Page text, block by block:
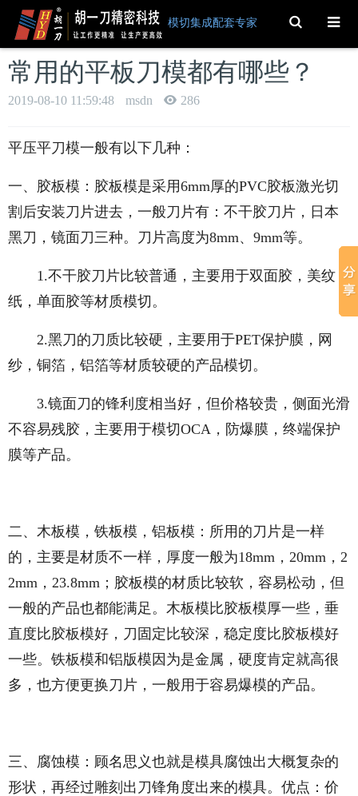
模切集成配套专家 Toggle
Search
常用的平板刀模都有哪些？
2019-08-10 11:59:48 msdn 286
平压平刀模一般有以下几种：
一、胶板模：胶板模是采用6mm厚的PVC胶板激光切
割后安装刀片进去，一般刀片有：不干胶刀片，日本
黑刀，镜面刀三种。刀片高度为8mm、9mm等。
1.不干胶刀片比较普通，主要用于双面胶，美纹
纸，单面胶等材质模切。
2.黑刀的刀质比较硬，主要用于PET保护膜，网
纱，铜箔，铝箔等材质较硬的产品模切。
3.镜面刀的锋利度相当好，但价格较贵，侧面光滑
不容易残胶，主要用于模切OCA，防爆膜，终端保护
膜等产品。
二、木板模，铁板模，铝板模：所用的刀片是一样
的，主要是材质不一样，厚度一般为18mm，20mm，2
2mm，23.8mm；胶板模的材质比较软，容易松动，但
一般的产品也都能满足。木板模比胶板模厚一些，垂
直度比胶板模好，刀固定比较深，稳定度比胶板模好
一些。铁板模和铝版模因为是金属，硬度肯定就高很
多，也方便更换刀片，一般用于容易爆模的产品。
三、腐蚀模：顾名思义也就是模具腐蚀出大概复杂的
形状，再经过雕刻出刀锋角度出来的模具。优点：价